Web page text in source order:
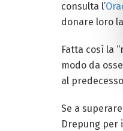
consulta l’
donare loro
Fatta così la
modo da
al
Se a
Drepung per